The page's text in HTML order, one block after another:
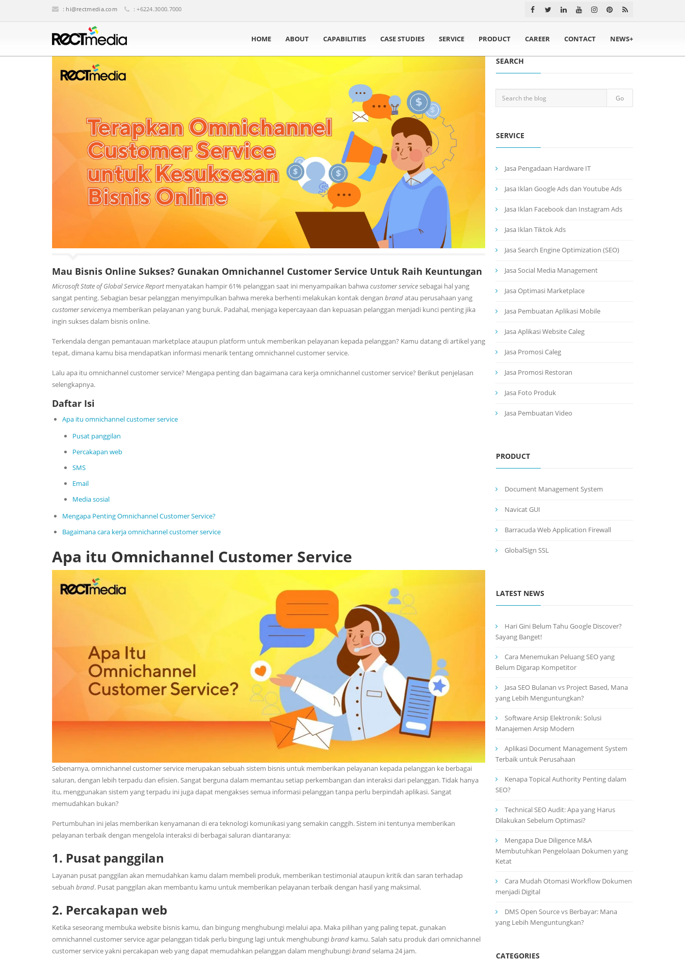
: hi@rectmedia.com : +6224.3000.7000
HOME ABOUT CAPABILITIES CASE STUDIES SERVICE PRODUCT CAREER CONTACT NEWS+
Mau Bisnis Online Sukses? Gunakan Omnichannel Customer Service Untuk Raih Keuntungan
Microsoft State of Global Service Reportmenyatakan hampir 61% pelanggan saat ini menyampaikan bahwacustomer servicesebagai hal yang
sangat penting. Sebagian besar pelanggan menyimpulkan bahwa mereka berhenti melakukan kontak dengan brandatau perusahaan yang
customer servicenya memberikan pelayanan yang buruk. Padahal, menjaga kepercayaan dan kepuasan pelanggan menjadi kunci penting jika
ingin sukses dalam bisnis online.
Terkendala dengan pemantauan marketplace ataupun platform untuk memberikan pelayanan kepada pelanggan? Kamu datang di artikel yang
tepat, dimana kamu bisa mendapatkan informasi menarik tentang omnichannel customer service.
Lalu apa itu omnichannel customer service? Mengapa penting dan bagaimana cara kerja omnichannel customer service? Berikut penjelasan
selengkapnya.
Daftar Isi
Apa itu omnichannel customer service
Pusat panggilan
Percakapan web
SMS
Email
Media sosial
Mengapa Penting Omnichannel Customer Service?
Bagaimana cara kerja omnichannel customer service
Apa itu Omnichannel Customer Service
Sebenarnya, omnichannel customer service merupakan sebuah sistem bisnis untuk memberikan pelayanan kepada pelanggan ke berbagai
saluran, dengan lebih terpadu dan efisien. Sangat berguna dalam memantau setiap perkembangan dan interaksi dari pelanggan. Tidak hanya
itu, menggunakan sistem yang terpadu ini juga dapat mengakses semua informasi pelanggan tanpa perlu berpindah aplikasi. Sangat
memudahkan bukan?
Pertumbuhan ini jelas memberikan kenyamanan di era teknologi komunikasi yang semakin canggih. Sistem ini tentunya memberikan
pelayanan terbaik dengan mengelola interaksi di berbagai saluran diantaranya:
1. Pusat panggilan
Layanan pusat panggilan akan memudahkan kamu dalam membeli produk, memberikan testimonial ataupun kritik dan saran terhadap
sebuah brand. Pusat panggilan akan membantu kamu untuk memberikan pelayanan terbaik dengan hasil yang maksimal.
2. Percakapan web
Ketika seseorang membuka website bisnis kamu, dan bingung menghubungi melalui apa. Maka pilihan yang paling tepat, gunakan
omnichannel customer service agar pelanggan tidak perlu bingung lagi untuk menghubungibrand kamu. Salah satu produk dari omnichannel
customer service yakni percakapan web yang dapat memudahkan pelanggan dalam menghubungibrandselama 24 jam.
SEARCH
SERVICE
Jasa Pengadaan Hardware IT
Jasa Iklan Google Ads dan Youtube Ads
Jasa Iklan Facebook dan Instagram Ads
Jasa Iklan Tiktok Ads
Jasa Search Engine Optimization (SEO)
Jasa Social Media Management
Jasa Optimasi Marketplace
Jasa Pembuatan Aplikasi Mobile
Jasa Aplikasi Website Caleg
Jasa Promosi Caleg
Jasa Promosi Restoran
Jasa Foto Produk
Jasa Pembuatan Video
PRODUCT
Document Management System
Navicat GUI
Barracuda Web Application Firewall
GlobalSign SSL
LATEST NEWS
Hari Gini Belum Tahu Google Discover?
Sayang Banget!
Cara Menemukan Peluang SEO yang
Belum Digarap Kompetitor
Jasa SEO Bulanan vs Project Based, Mana
yang Lebih Menguntungkan?
Software Arsip Elektronik: Solusi
Manajemen Arsip Modern
Aplikasi Document Management System
Terbaik untuk Perusahaan
Kenapa Topical Authority Penting dalam
SEO?
Technical SEO Audit: Apa yang Harus
Dilakukan Sebelum Optimasi?
Mengapa Due Diligence M&A
Membutuhkan Pengelolaan Dokumen yang
Ketat
Cara Mudah Otomasi Workflow Dokumen
menjadi Digital
DMS Open Source vs Berbayar: Mana
yang Lebih Menguntungkan?
CATEGORIES